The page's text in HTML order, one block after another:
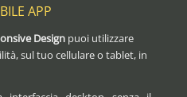
APP
Design puoi utilizzare
sul tuo cellulare o tablet, in